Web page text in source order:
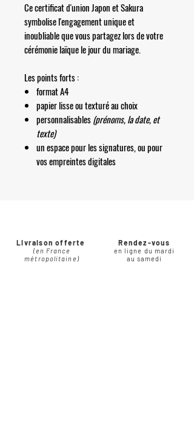
Ce certificat d'union Japon et Sakura
symbolise l'engagement unique et
inoubliable que vous partagez lors de votre
cérémonie laïque le jour du mariage.
Les points forts :
format A4
papier lisse ou texturé au choix
personnalisables(prénoms, la date, et
texte)
un espace pour les signatures, ou pour
vos empreintes digitales
Livraison offerte
(en France
métropolitaine)
Rendez-vous
en ligne du mardi
au samedi